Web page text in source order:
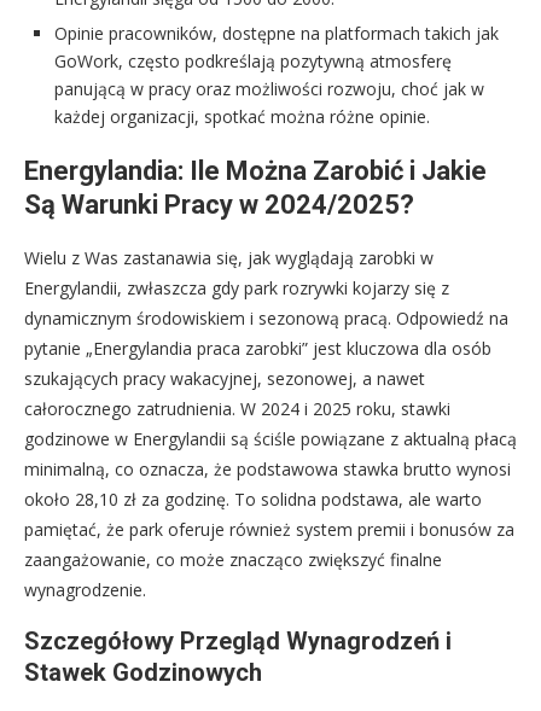
Opinie pracowników, dostępne na platformach takich jak
GoWork, często podkreślają pozytywną atmosferę
panującą w pracy oraz możliwości rozwoju, choć jak w
każdej organizacji, spotkać można różne opinie.
Energylandia: Ile Można Zarobić i Jakie
Są Warunki Pracy w 2024/2025?
Wielu z Was zastanawia się, jak wyglądają zarobki w
Energylandii, zwłaszcza gdy park rozrywki kojarzy się z
dynamicznym środowiskiem i sezonową pracą. Odpowiedź na
pytanie „Energylandia praca zarobki” jest kluczowa dla osób
szukających pracy wakacyjnej, sezonowej, a nawet
całorocznego zatrudnienia. W 2024 i 2025 roku, stawki
godzinowe w Energylandii są ściśle powiązane z aktualną płacą
minimalną, co oznacza, że podstawowa stawka brutto wynosi
około 28,10 zł za godzinę. To solidna podstawa, ale warto
pamiętać, że park oferuje również system premii i bonusów za
zaangażowanie, co może znacząco zwiększyć finalne
wynagrodzenie.
Szczegółowy Przegląd Wynagrodzeń i
Stawek Godzinowych